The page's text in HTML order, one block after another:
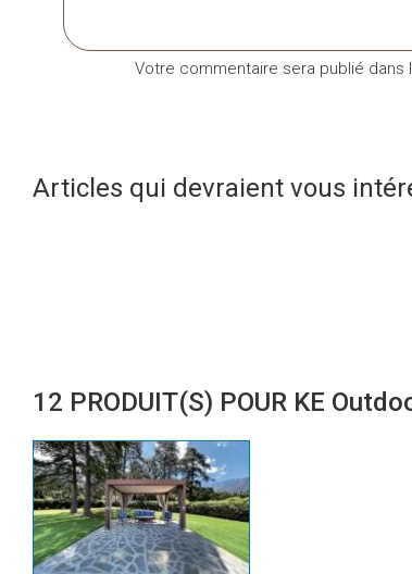
Votre commentaire sera publié
Articles qui devraient vous
12 PRODUIT(S) POUR KE